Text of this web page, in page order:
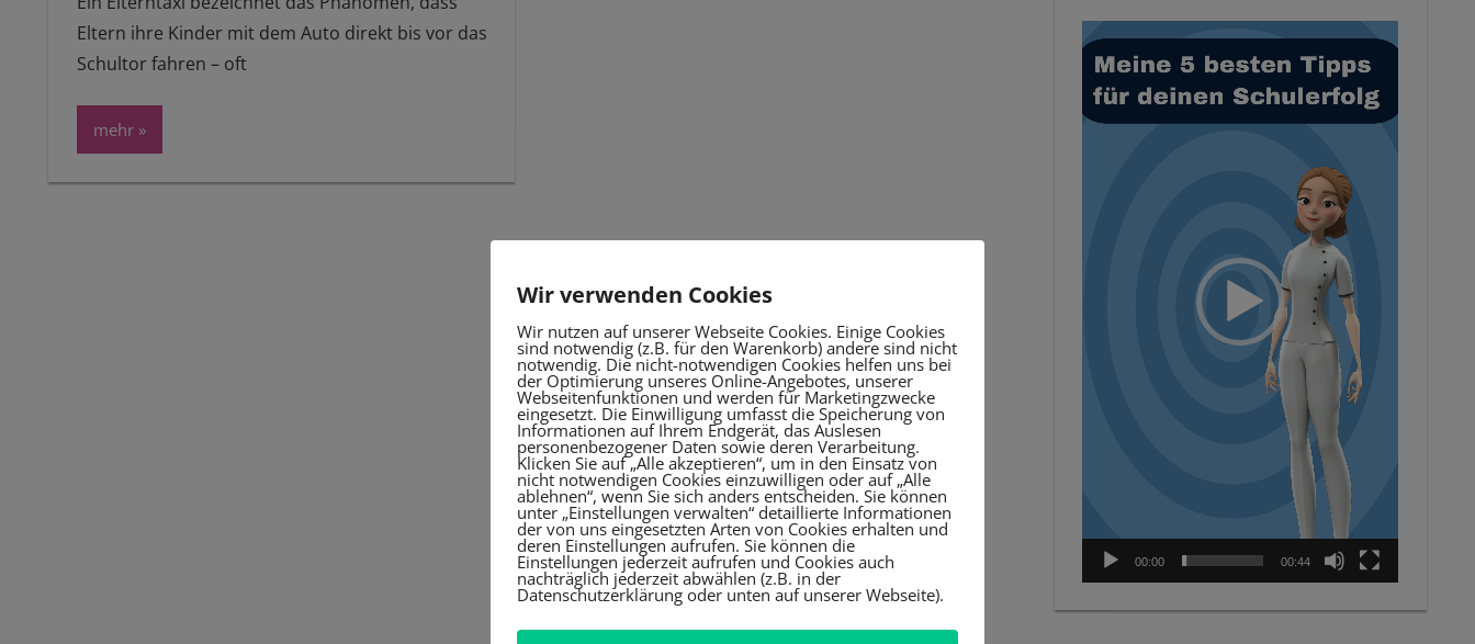
Eltern ihre Kinder mit dem Auto direkt bis vor das
Schultor fahren – oft
mehr
Video-
Player
00:00 00:44
Wir verwenden Cookies
Wir nutzen auf unserer Webseite Cookies. Einige Cookies
sind notwendig (z.B. für den Warenkorb) andere sind nicht
notwendig. Die nicht-notwendigen Cookies helfen uns bei
der Optimierung unseres Online-Angebotes, unserer
Webseitenfunktionen und werden für Marketingzwecke
eingesetzt. Die Einwilligung umfasst die Speicherung von
Informationen auf Ihrem Endgerät, das Auslesen
personenbezogener Daten sowie deren Verarbeitung.
Klicken Sie auf „Alle akzeptieren“, um in den Einsatz von
nicht notwendigen Cookies einzuwilligen oder auf „Alle
ablehnen“, wenn Sie sich anders entscheiden. Sie können
unter „Einstellungen verwalten“ detaillierte Informationen
der von uns eingesetzten Arten von Cookies erhalten und
deren Einstellungen aufrufen. Sie können die
Einstellungen jederzeit aufrufen und Cookies auch
nachträglich jederzeit abwählen (z.B. in der
Datenschutzerklärung oder unten auf unserer Webseite).